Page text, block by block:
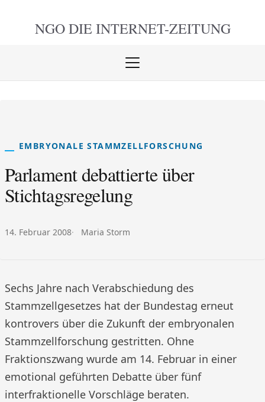
NGO DIE INTERNET-ZEITUNG
Menü
EMBRYONALE STAMMZELLFORSCHUNG
Parlament debattierte über
Stichtagsregelung
Veröffentlicht am:
14. Februar 2008 Autor:
Maria Storm
Sechs Jahre nach Verabschiedung des
Stammzellgesetzes hat der Bundestag erneut
kontrovers über die Zukunft der embryonalen
Stammzellforschung gestritten. Ohne
Fraktionszwang wurde am 14. Februar in einer
emotional geführten Debatte über fünf
interfraktionelle Vorschläge beraten.